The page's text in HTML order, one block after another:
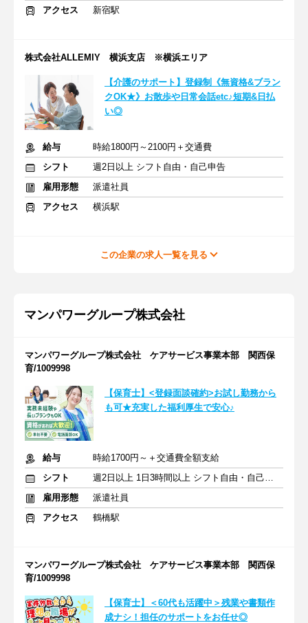
アクセス
新宿駅
株式会社ALLEMIY 横浜支店 ※横浜エリア
【介護のサポート】登録制《無資格&ブラン
クOK★》お散歩や日常会話etc♪短期&日払
い◎
給与
時給1800円～2100円＋交通費
シフト
週2日以上 シフト自由・自己申告
雇用形態
派遣社員
アクセス
横浜駅
この企業の求人一覧を見る
マンパワーグループ株式会社
マンパワーグループ株式会社 ケアサービス事業本部 関西保
育/1009998
【保育士】<登録面談確約>お試し勤務から
も可★充実した福利厚生で安心♪
給与
時給1700円～＋交通費全額支給
シフト
週2日以上 1日3時間以上 シフト自由・自己申告
雇用形態
派遣社員
アクセス
鶴橋駅
マンパワーグループ株式会社 ケアサービス事業本部 関西保
育/1009998
【保育士】＜60代も活躍中＞残業や書類作
成ナシ！担任のサポートをお任せ◎